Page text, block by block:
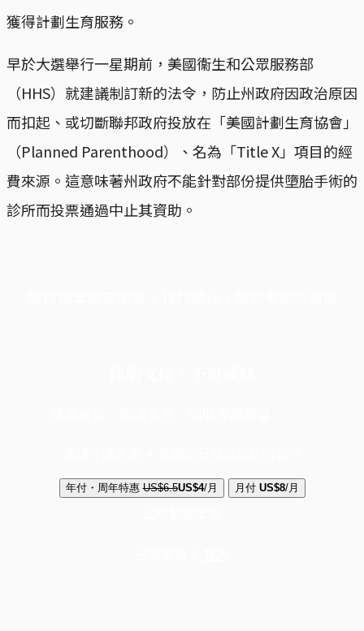
獲得計劃生育服務。
早於大選舉行一星期前，美國衞生和公眾服務部
（HHS）就建議制訂新的法令，防止州政府因政治原因
而扣起、或切斷聯邦政府投放在「美國計劃生育協會」
（Planned Parenthood）、名為「Title X」項目的經
費來源。這意味著州政府不能針對部份提供墮胎手術的
診所而投票通過中止其資助。
年付・周年特惠 US$6.5US$4/月 月付 US$8/月